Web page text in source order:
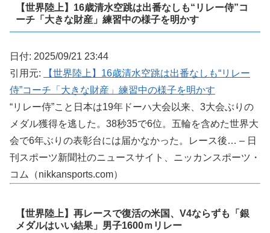
【世界陸上】16歳清水空跳は出番なしも“リレー侍”コ
ーチ「大きな財産」練習中の様子を明かす
日付: 2025/09/21 23:44
引用元:
【世界陸上】16歳清水空跳は出番なしも“リレー
侍”コーチ「大きな財産」練習中の様子を明かす
“リレー侍”こと日本は19年ドーハ大会以来、3大会ぶりの
メダル獲得を逃した。38秒35で6位。五輪を含めた世界大
会で6年ぶりの表彰台には届かなかった。レース後… – 日
刊スポーツ新聞社のニュースサイト、ニッカンスポーツ・
コム（nikkansports.com）
【世界陸上】再レースで復活の米国、V4ならずも「銀
メダルはいい結果」男子1600ｍリレー